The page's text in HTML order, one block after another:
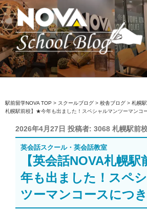
コ
ン
テ
ン
ツ
へ
ス
ッ
プ
駅前留学NOVA【公式
英会話スクール・英会話教室
駅前留学NOVA TOP > スクールブログ > 校舎ブログ > 札幌
札幌駅前校】★今年も出ました！スペシャルマンツーマンコ
投
稿
日:
2026年4月27日 投稿者: 3068 札幌駅前
英会話スクール・英会話教室
【英会話NOVA札幌
年も出ました！スペ
ツーマンコースにつ